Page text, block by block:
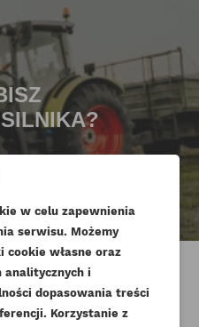
szeroki wybór
w celu zapewnienia
serwisu. Możemy
własne oraz
analitycznych i
dopasowania treści
Korzystanie z